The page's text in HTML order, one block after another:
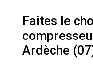
Faites le
Ardèche